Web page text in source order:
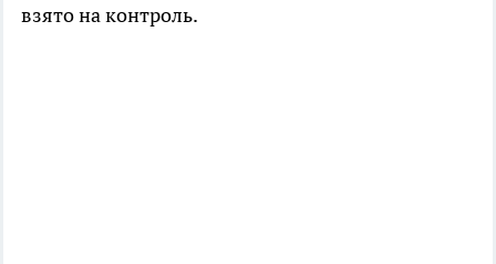
взято на контроль.